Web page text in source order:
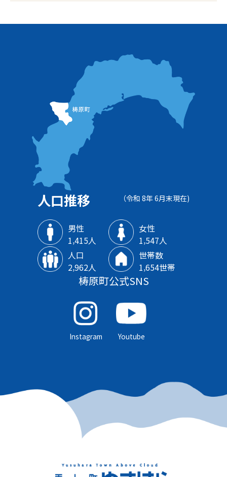
人口推移 （令和 8年 6月末現在)
男性
1‚415人
女性
1‚547人
人口
2‚962人
世帯数
1‚654世帯
梼原町公式SNS
Instagram Youtube